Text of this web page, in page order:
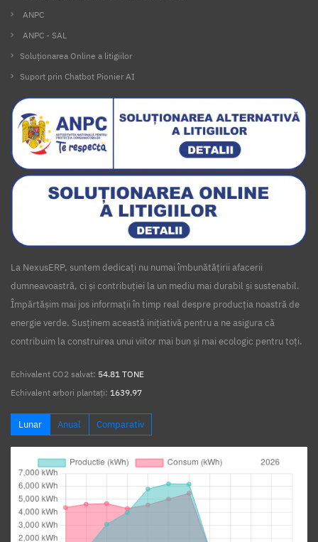
ANPC
ANPC - SAL
Soluționarea Online a litigiilor
Suport prin Chatbot Pionier AI
La NexusERP, suntem dedicați nu numai îmbunătățirii afacerii
dumneavoastră, ci și contribuției la un mediu mai durabil și sustenabil.
Împărtășim mai jos informații în timp real despre producția noastră de
energie verde. Susținem această inițiativă pentru a ne asigura că
contribuim la construirea unui viitor mai bun și mai ecologic pentru toți.
Echivalent CO2 salvat: 54.81 TONE
Echivalent arbori plantați: 1639.97
Lunar Anual Comparativ